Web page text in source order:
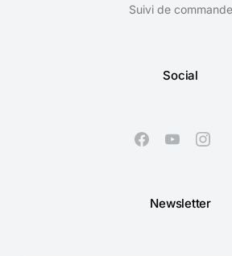
Suivi de commande
Social
Newsletter